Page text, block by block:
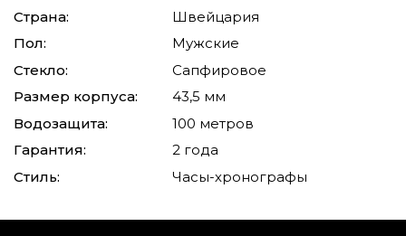
Страна:
Швейцария
Пол:
Мужские
Стекло:
Сапфировое
Размер корпуса:
43,5 мм
Водозащита:
100 метров
Гарантия:
2 года
Стиль:
Часы-хронографы